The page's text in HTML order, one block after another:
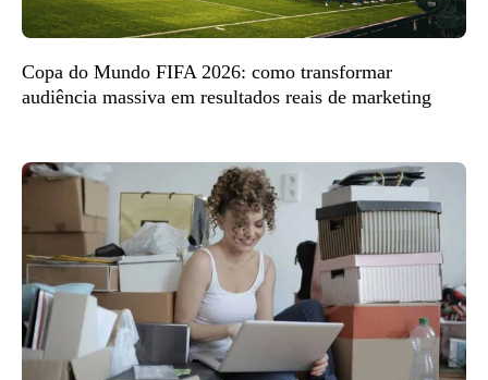
Copa do Mundo FIFA 2026: como transformar
audiência massiva em resultados reais de marketing